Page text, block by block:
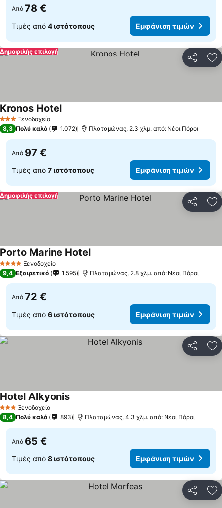
Από 78 €
Τιμές από 4 ιστότοπους Εμφάνιση τιμών
Δημοφιλής επιλογή
3 ΑστέριαΞενοδοχείο
Kronos HotelΕμφάνιση τιμών
8,3 Πολύ καλό 1.072 Πλαταμώνας, 2.3 χλμ. από: Νέοι Πόροι
Από 97 €
Τιμές από 7 ιστότοπους Εμφάνιση τιμών
Δημοφιλής επιλογή
4 ΑστέριαΞενοδοχείο
Porto Marine HotelΕμφάνιση τιμών
9,4 Εξαιρετικό 1.595 Πλαταμώνας, 2.8 χλμ. από: Νέοι Πόροι
Από 72 €
Τιμές από 6 ιστότοπους Εμφάνιση τιμών
3 ΑστέριαΞενοδοχείο
Hotel AlkyonisΕμφάνιση τιμών
8,4 Πολύ καλό 893 Πλαταμώνας, 4.3 χλμ. από: Νέοι Πόροι
Από 65 €
Τιμές από 8 ιστότοπους Εμφάνιση τιμών